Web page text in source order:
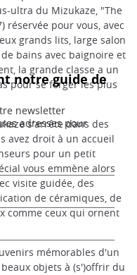
ultra du Mizukaze, "The
réservée pour vous, avec
grands lits, large salon
bains avec baignoire et
la grande classe a un
pour se forger les plus
s'arrête dans des
avez droit à un accueil
pour un petit
vous emmène alors
visite guidée, des
de céramiques, de
comme ceux qui ornent
mémorables d'un
objets à (s')offrir du